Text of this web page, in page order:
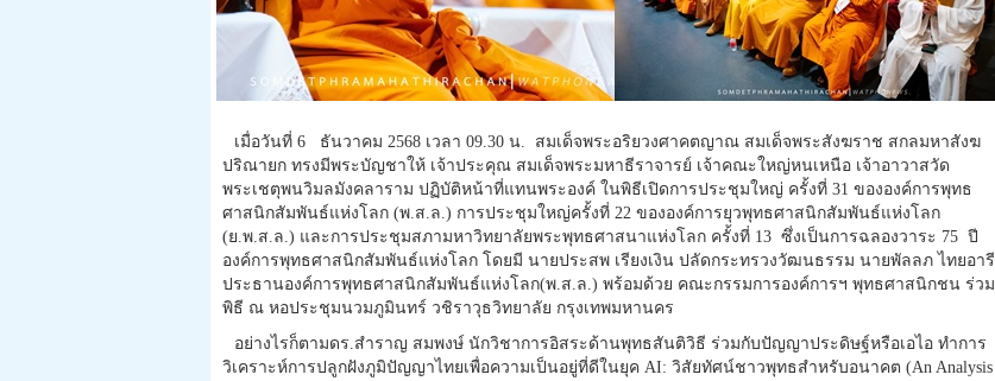
เมื่อวันที่ 6 ธันวาคม 2568 เวลา 09.30 น. สมเด็จพระอริยวงศาคตญาณ สมเด็จพระสังฆราช สกลมหาสังฆ
ปริณายก ทรงมีพระบัญชาให้ เจ้าประคุณ สมเด็จพระมหาธีราจารย์ เจ้าคณะใหญ่หนเหนือ เจ้าอาวาสวัด
พระเชตุพนวิมลมังคลาราม ปฏิบัติหน้าที่แทนพระองค์ ในพิธีเปิดการประชุมใหญ่ ครั้งที่ 31 ขององค์การพุทธ
ศาสนิกสัมพันธ์แห่งโลก (พ.ส.ล.) การประชุมใหญ่ครั้งที่ 22 ขององค์การยุวพุทธศาสนิกสัมพันธ์แห่งโลก
(ย.พ.ส.ล.) และการประชุมสภามหาวิทยาลัยพระพุทธศาสนาแห่งโลก ครั้งที่ 13 ซึ่งเป็นการฉลองวาระ 75 ปี
องค์การพุทธศาสนิกสัมพันธ์แห่งโลก โดยมี นายประสพ เรียงเงิน ปลัดกระทรวงวัฒนธรรม นายพัลลภ ไทยอารี
ประธานองค์การพุทธศาสนิกสัมพันธ์แห่งโลก(พ.ส.ล.) พร้อมด้วย คณะกรรมการองค์การฯ พุทธศาสนิกชน ร่วม
พิธี ณ หอประชุมนวมภูมินทร์ วชิราวุธวิทยาลัย กรุงเทพมหานคร
อย่างไรก็ตามดร.สำราญ สมพงษ์ นักวิชาการอิสระด้านพุทธสันติวิธี ร่วมกับปัญญาประดิษฐ์หรือเอไอ ทำการ
วิเคราะห์การปลูกฝังภูมิปัญญาไทยเพื่อความเป็นอยู่ที่ดีในยุค AI: วิสัยทัศน์ชาวพุทธสำหรับอนาคต (An Analysis